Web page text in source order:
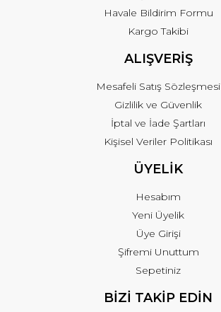
Havale Bildirim Formu
Kargo Takibi
ALIŞVERİŞ
Mesafeli Satış Sözleşmesi
Gizlilik ve Güvenlik
İptal ve İade Şartları
Kişisel Veriler Politikası
ÜYELİK
Hesabım
Yeni Üyelik
Üye Girişi
Şifremi Unuttum
Sepetiniz
BİZİ TAKİP EDİN